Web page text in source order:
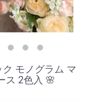
モノグラム マ
ス 2色入 🌸